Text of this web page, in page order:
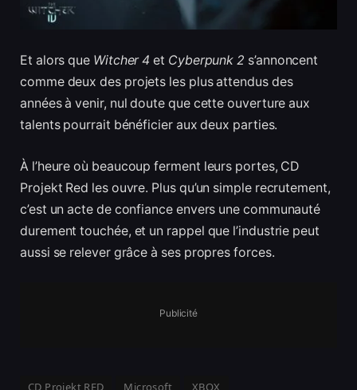
Et alors que Witcher 4 et Cyberpunk 2 s’annoncent
comme deux des projets les plus attendus des
années à venir, nul doute que cette ouverture aux
talents pourrait bénéficier aux deux parties.
À l’heure où beaucoup ferment leurs portes, CD
Projekt Red les ouvre. Plus qu’un simple recrutement,
c’est un acte de confiance envers une communauté
durement touchée, et un rappel que l’industrie peut
aussi se relever grâce à ses propres forces.
Publicité
CD Projekt RED Microsoft XBOX